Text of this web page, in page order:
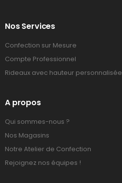
Nos Services
Confection sur Mesure
Compte Professionnel
Rideaux avec hauteur personnalisée
A propos
Qui sommes-nous ?
Nos Magasins
Notre Atelier de Confection
Rejoignez nos équipes !